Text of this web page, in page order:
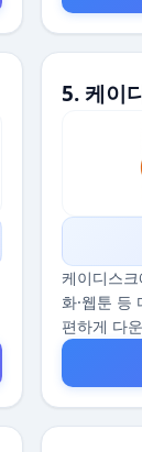
5. 케이
케이디스
화·웹툰 등
편하게 다